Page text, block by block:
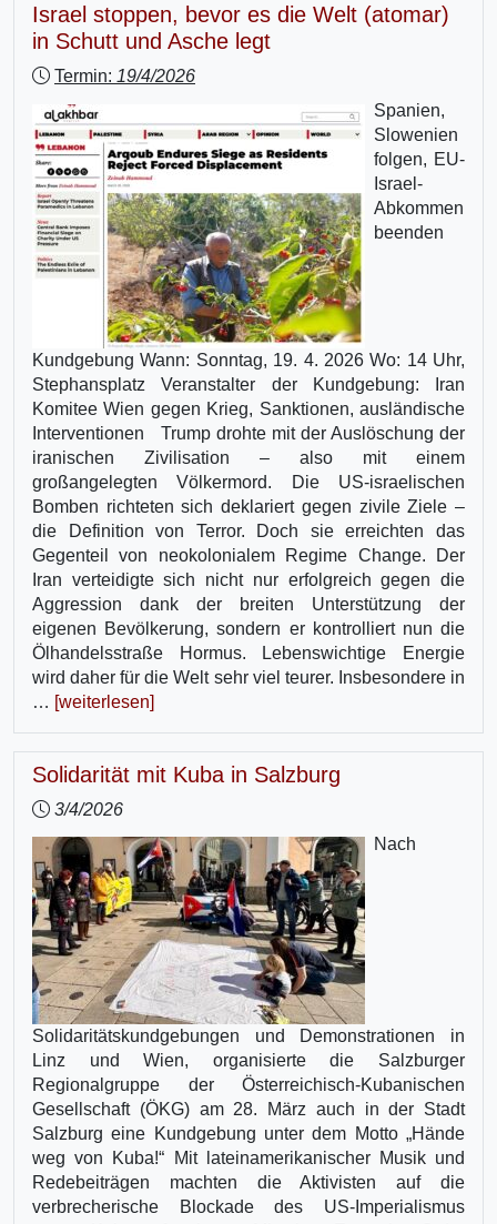
Israel stoppen, bevor es die Welt (atomar)
in Schutt und Asche legt
Termin: 19/4/2026
Spanien,
Slowenien
folgen, EU-
Israel-
Abkommen
beenden
Kundgebung Wann: Sonntag, 19. 4. 2026 Wo: 14 Uhr,
Stephansplatz Veranstalter der Kundgebung: Iran
Komitee Wien gegen Krieg, Sanktionen, ausländische
Interventionen Trump drohte mit der Auslöschung der
iranischen Zivilisation – also mit einem
großangelegten Völkermord. Die US-israelischen
Bomben richteten sich deklariert gegen zivile Ziele –
die Definition von Terror. Doch sie erreichten das
Gegenteil von neokolonialem Regime Change. Der
Iran verteidigte sich nicht nur erfolgreich gegen die
Aggression dank der breiten Unterstützung der
eigenen Bevölkerung, sondern er kontrolliert nun die
Ölhandelsstraße Hormus. Lebenswichtige Energie
wird daher für die Welt sehr viel teurer. Insbesondere in
… [weiterlesen]
Solidarität mit Kuba in Salzburg
3/4/2026
Nach
Solidaritätskundgebungen und Demonstrationen in
Linz und Wien, organisierte die Salzburger
Regionalgruppe der Österreichisch-Kubanischen
Gesellschaft (ÖKG) am 28. März auch in der Stadt
Salzburg eine Kundgebung unter dem Motto „Hände
weg von Kuba!“ Mit lateinamerikanischer Musik und
Redebeiträgen machten die Aktivisten auf die
verbrecherische Blockade des US-Imperialismus